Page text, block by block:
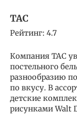
TAC
Рейтинг: 4.7
Компания TAC
постельного
разнообразию
по вкусу. В
детские
рисунками Walt